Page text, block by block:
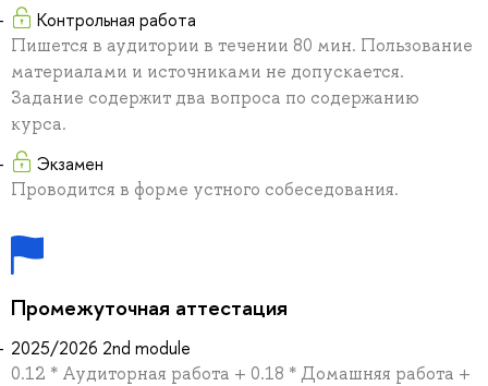
Контрольная работа
Пишется в аудитории в течении 80 мин. Пользование
материалами и источниками не допускается.
Задание содержит два вопроса по содержанию
курса.
Экзамен
Проводится в форме устного собеседования.
Промежуточная аттестация
2025/2026 2nd module
0.12 * Аудиторная работа + 0.18 * Домашняя работа +